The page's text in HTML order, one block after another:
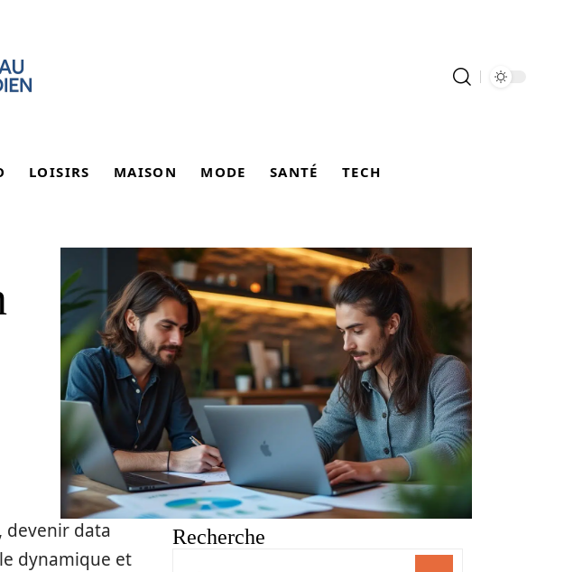
LOISIRS MAISON MODE SANTÉ TECH
devenir data
dynamique et
Recherche